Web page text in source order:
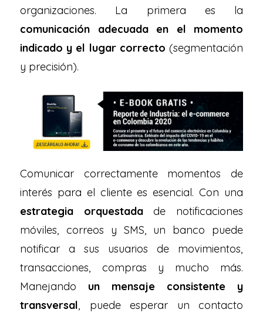
organizaciones. La primera es la
comunicación adecuada en el momento
indicado y el lugar correcto (segmentación
y precisión).
Comunicar correctamente momentos de
interés para el cliente es esencial. Con una
estrategia orquestadade notificaciones
móviles, correos y SMS, un banco puede
notificar a sus usuarios de movimientos,
transacciones, compras y mucho más.
Manejando un mensaje consistente y
transversal, puede esperar un contacto